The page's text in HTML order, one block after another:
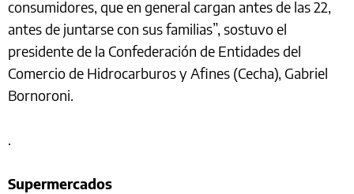
consumidores, que en general cargan antes de las 22,
antes de juntarse con sus familias”, sostuvo el
presidente de la Confederación de Entidades del
Comercio de Hidrocarburos y Afines (Cecha), Gabriel
Bornoroni.
.
Supermercados